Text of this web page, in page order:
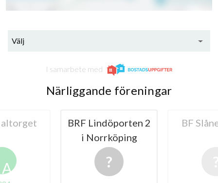
Välj
I samarbete med
Närliggande föreningar
A
BRF Lindöporten 2
i Norrköping
BF